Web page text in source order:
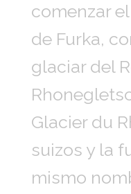
comenzar
de Furka,
glaciar del
Glacier du
suizos y la
mismo